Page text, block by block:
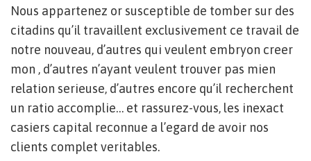
Nous appartenez or susceptible de tomber sur des
citadins qu’il travaillent exclusivement ce travail de
notre nouveau, d’autres qui veulent embryon creer
mon , d’autres n’ayant veulent trouver pas mien
relation serieuse, d’autres encore qu’il recherchent
un ratio accomplie… et rassurez-vous, les inexact
casiers capital reconnue a l’egard de avoir nos
clients complet veritables.